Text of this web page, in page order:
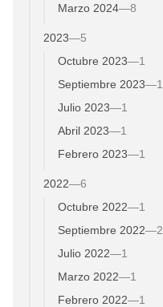
Marzo 2024—8
2023—5
Octubre 2023—1
Septiembre 2023—1
Julio 2023—1
Abril 2023—1
Febrero 2023—1
2022—6
Octubre 2022—1
Septiembre 2022—2
Julio 2022—1
Marzo 2022—1
Febrero 2022—1